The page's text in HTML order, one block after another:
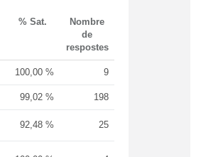
% Sat.
Nombre
de
respostes
100,00 % 9
99,02 % 198
92,48 % 25